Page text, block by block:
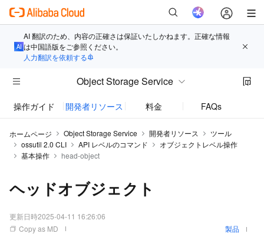
AI 翻訳のため、内容の正確さは保証いたしかねます。正確な情報
は中国語版をご参照ください。
人力翻訳を依頼する
Object Storage Service
操作ガイド 開発者リソース 料金 FAQs
ホームページ Object Storage Service 開発者リソース
ツール
ossutil 2.0 CLI
API レベルのコマンド
オブジェクトレベル操作
基本操作
head-object
ヘッドオブジェクト
更新日時2025-04-11 16:26:06
Copy as MD
製品